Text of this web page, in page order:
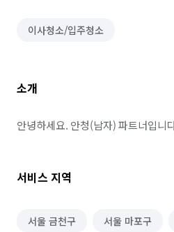
이사청소/입주청소
소개
안녕하세요. 안청(남자) 파트너입니
서비스 지역
서울 금천구 서울 마포구